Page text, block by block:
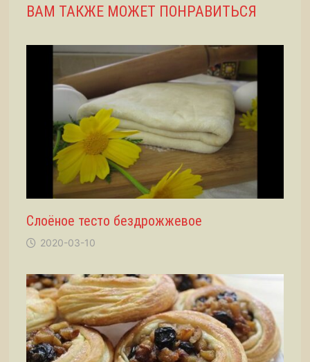
ВАМ ТАКЖЕ МОЖЕТ ПОНРАВИТЬСЯ
Слоёное тесто бездрожжевое
2020-03-10